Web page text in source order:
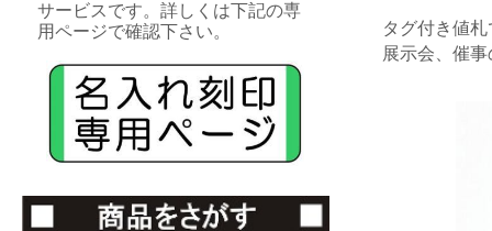
タグ付き値
展示会、催
サービスです。詳しくは下記の専
用ページで確認下さい。